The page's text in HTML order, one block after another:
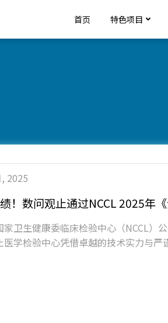
首页 特色项目
2025
！数问观止通过NCCL 2025年
家卫生健康委临床检验中心（NCCL）
医学检验中心凭借卓越的技术实力与